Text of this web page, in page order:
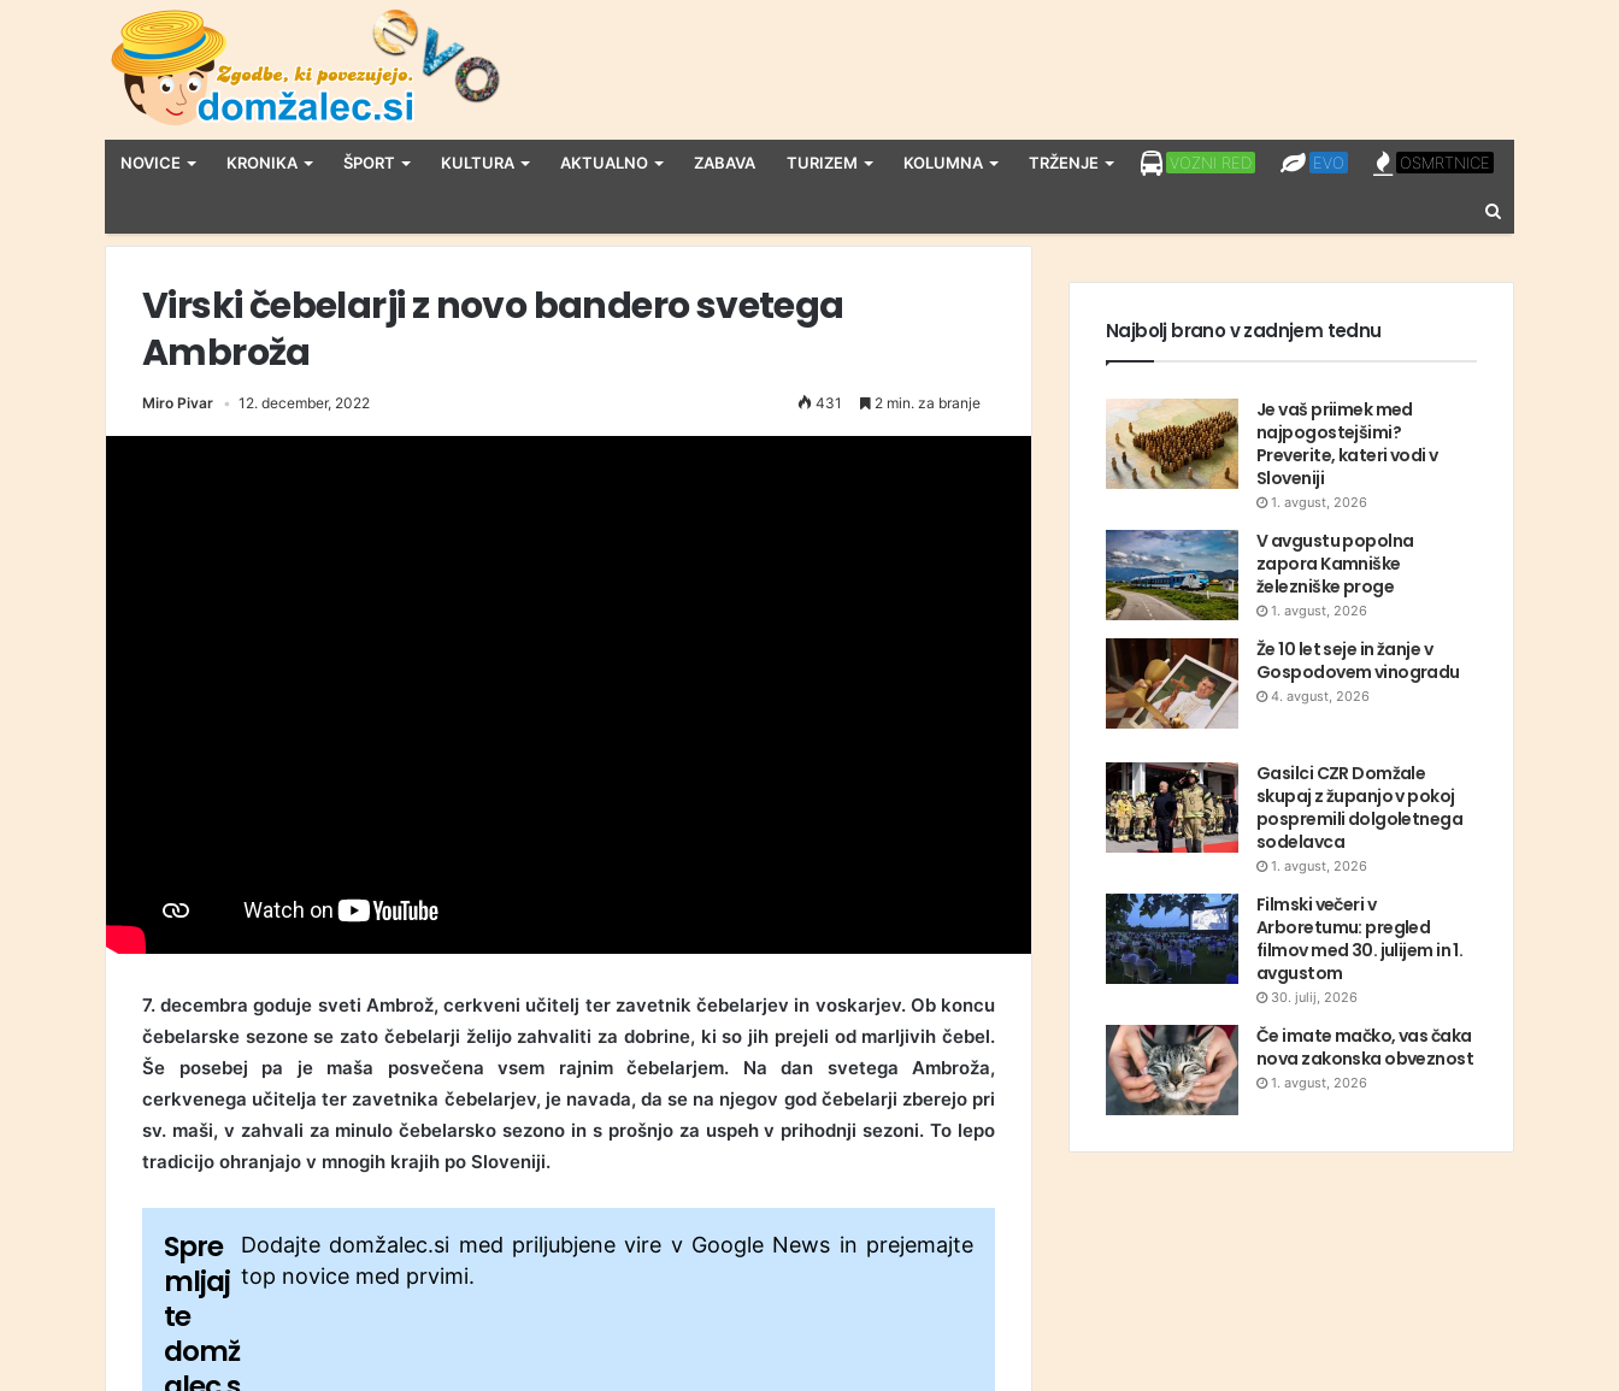
NOVICE KRONIKA ŠPORT KULTURA AKTUALNO ZABAVA TURIZEM KOLUMNA TRŽENJE LPP
VOZNI RED EVO
EVO OSMRTNICE
OSMRTNICE
Virski čebelarji z novo bandero svetega
Ambroža
Miro Pivar 12. december, 2022 431 2 min. za branje
7. decembra goduje sveti Ambrož, cerkveni učitelj ter zavetnik čebelarjev in voskarjev. Ob koncu
čebelarske sezone se zato čebelarji želijo zahvaliti za dobrine, ki so jih prejeli od marljivih čebel.
Še posebej pa je maša posvečena vsem rajnim čebelarjem. Na dan svetega Ambroža,
cerkvenega učitelja ter zavetnika čebelarjev, je navada, da se na njegov god čebelarji zberejo pri
sv. maši, v zahvali za minulo čebelarsko sezono in s prošnjo za uspeh v prihodnji sezoni. To lepo
tradicijo ohranjajo v mnogih krajih po Sloveniji.
Spre
mljaj
te
domž
Dodajte domžalec.si med priljubjene vire v Google News in prejemajte
top novice med prvimi.
Najbolj brano v zadnjem tednu
Je vaš priimek med
najpogostejšimi?
Preverite, kateri vodi v
Sloveniji
1. avgust, 2026
V avgustu popolna
zapora Kamniške
železniške proge
1. avgust, 2026
Že 10 let seje in žanje v
Gospodovem vinogradu
4. avgust, 2026
Gasilci CZR Domžale
skupaj z županjo v pokoj
pospremili dolgoletnega
sodelavca
1. avgust, 2026
Filmski večeri v
Arboretumu: pregled
filmov med 30. julijem in 1.
avgustom
30. julij, 2026
Če imate mačko, vas čaka
nova zakonska obveznost
1. avgust, 2026